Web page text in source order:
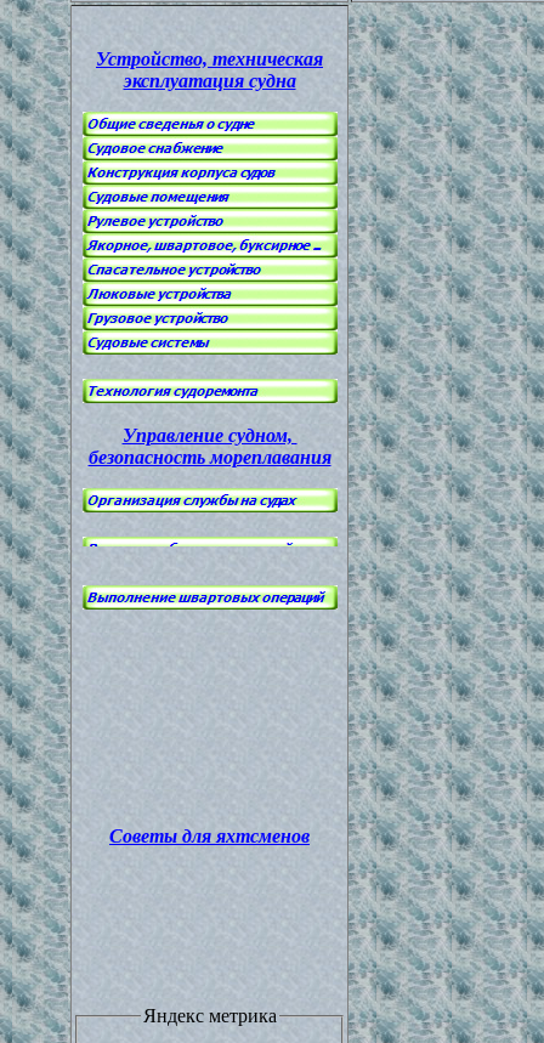
Устройство, техническая
эксплуатация судна
Управление судном,
безопасность мореплавания
Советы для яхтсменов
Яндекс метрика